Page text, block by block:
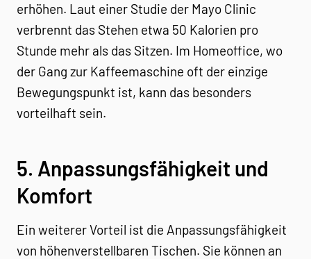
erhöhen. Laut einer Studie der Mayo Clinic
verbrennt das Stehen etwa 50 Kalorien pro
Stunde mehr als das Sitzen. Im Homeoffice, wo
der Gang zur Kaffeemaschine oft der einzige
Bewegungspunkt ist, kann das besonders
vorteilhaft sein.
5. Anpassungsfähigkeit und
Komfort
Ein weiterer Vorteil ist die Anpassungsfähigkeit
von höhenverstellbaren Tischen. Sie können an